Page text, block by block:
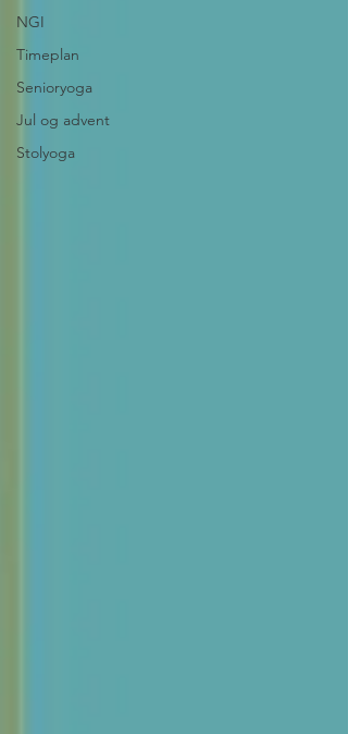
NGI
Timeplan
Senioryoga
Jul og advent
Stolyoga